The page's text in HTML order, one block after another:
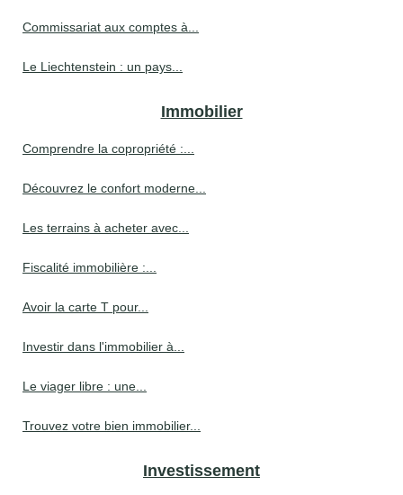
Commissariat aux comptes à...
Le Liechtenstein : un pays...
Immobilier
Comprendre la copropriété :...
Découvrez le confort moderne...
Les terrains à acheter avec...
Fiscalité immobilière :...
Avoir la carte T pour...
Investir dans l'immobilier à...
Le viager libre : une...
Trouvez votre bien immobilier...
Investissement